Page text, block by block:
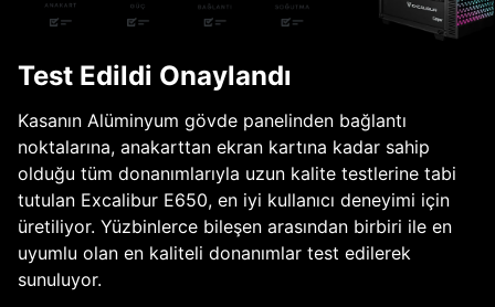
Test Edildi Onaylandı
Kasanın Alüminyum gövde panelinden bağlantı
noktalarına, anakarttan ekran kartına kadar sahip
olduğu tüm donanımlarıyla uzun kalite testlerine tabi
tutulan Excalibur E650, en iyi kullanıcı deneyimi için
üretiliyor. Yüzbinlerce bileşen arasından birbiri ile en
uyumlu olan en kaliteli donanımlar test edilerek
sunuluyor.